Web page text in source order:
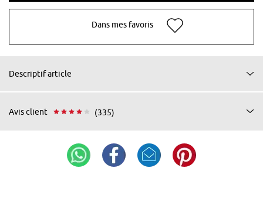
Dans mes favoris
Descriptif article
Avis client (335)